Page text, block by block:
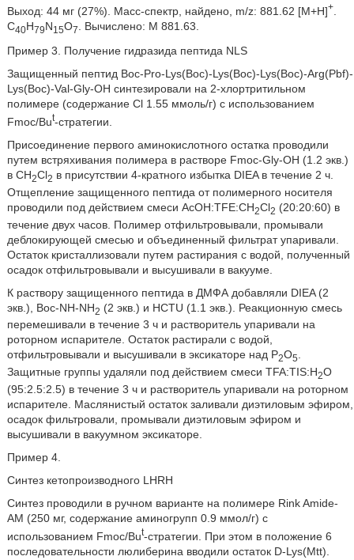
Выход: 44 мг (27%). Масс-спектр, найдено, m/z: 881.62 [М+H]+.
C40H79N15O7
. Вычислено: М 881.63.
Пример 3. Получение гидразида пептида NLS
Защищенный пептид Boc-Pro-Lys(Boc)-Lys(Boc)-Lys(Boc)-Arg(Pbf)-
Lys(Boc)-Val-Gly-OH синтезировали на 2-хлортритильном
полимере (содержание Cl 1.55 ммоль/г) с использованием
Fmoc/But-стратегии.
Присоединение первого аминокислотного остатка проводили
путем встряхивания полимера в растворе Fmoc-Gly-OH (1.2 экв.)
в CH2Cl2 в присутствии 4-кратного избытка DIEA в течение 2 ч.
Отщепление защищенного пептида от полимерного носителя
проводили под действием смеси АсОН:TFE:CH2Cl2 (20:20:60) в
течение двух часов. Полимер отфильтровывали, промывали
деблокирующей смесью и объединенный фильтрат упаривали.
Остаток кристаллизовали путем растирания с водой, полученный
осадок отфильтровывали и высушивали в вакууме.
К раствору защищенного пептида в ДМФА добавляли DIEA (2
экв.), Boc-NH-NH2 (2 экв.) и HCTU (1.1 экв.). Реакционную смесь
перемешивали в течение 3 ч и растворитель упаривали на
роторном испарителе. Остаток растирали с водой,
отфильтровывали и высушивали в эксикаторе над P2O5.
Защитные группы удаляли под действием смеси TFA:TIS:H2O
(95:2.5:2.5) в течение 3 ч и растворитель упаривали на роторном
испарителе. Маслянистый остаток заливали диэтиловым эфиром,
осадок фильтровали, промывали диэтиловым эфиром и
высушивали в вакуумном эксикаторе.
Пример 4.
Синтез кетопроизводного LHRH
Синтез проводили в ручном варианте на полимере Rink Amide-
AM (250 мг, содержание аминогрупп 0.9 ммол/г) с
использованием Fmoc/But-стратегии. При этом в положение 6
последовательности люлиберина вводили остаток D-Lys(Mtt).